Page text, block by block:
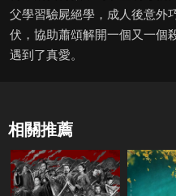
父學習驗屍絕學，成人後意外
伏，協助蕭頌解開一個又一個
遇到了真愛。
相關推薦